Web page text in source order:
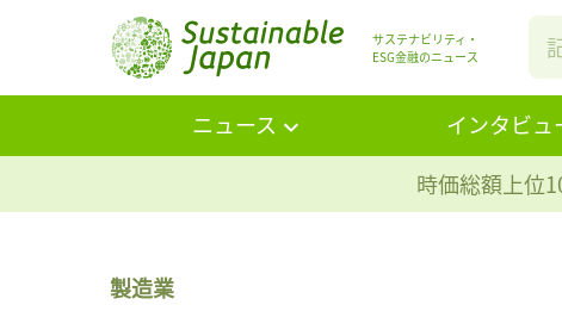
サステナビリティ・
ESG金融のニュース
ニュース インタビュ
時価総額上位
製造業